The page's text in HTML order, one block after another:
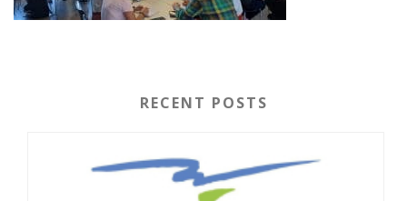
RECENT POSTS